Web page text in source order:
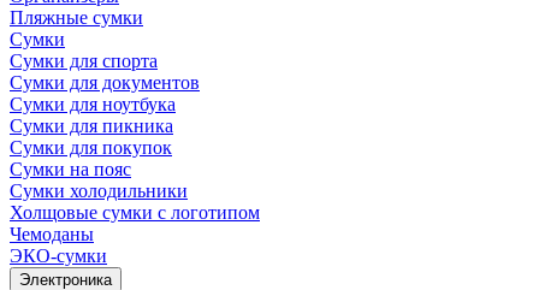
Пляжные сумки
Сумки
Сумки для спорта
Сумки для документов
Сумки для ноутбука
Сумки для пикника
Сумки для покупок
Сумки на пояс
Сумки холодильники
Холщовые сумки с логотипом
Чемоданы
ЭКО-сумки
Электроника